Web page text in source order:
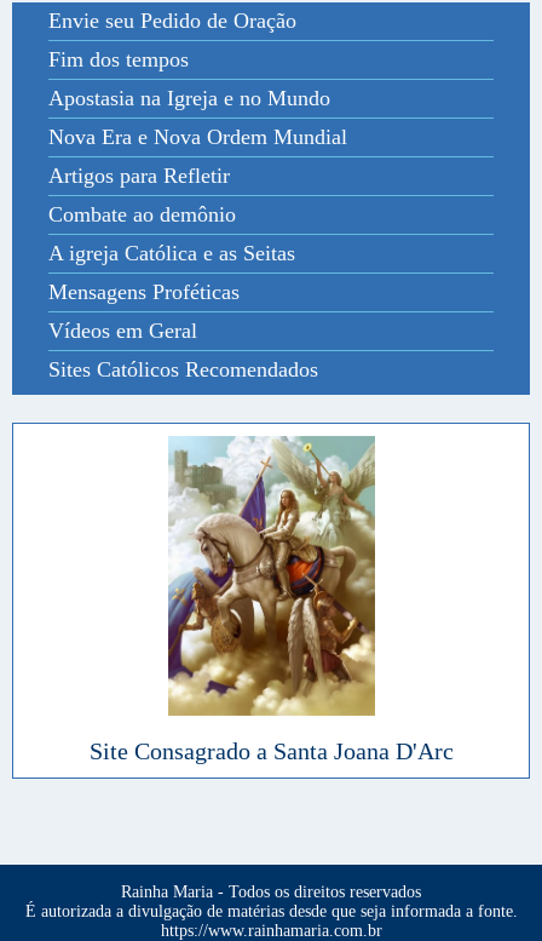
Envie seu Pedido de Oração
Fim dos tempos
Apostasia na Igreja e no Mundo
Nova Era e Nova Ordem Mundial
Artigos para Refletir
Combate ao demônio
A igreja Católica e as Seitas
Mensagens Proféticas
Vídeos em Geral
Sites Católicos Recomendados
Site Consagrado a Santa Joana D'Arc
Rainha Maria - Todos os direitos reservados
É autorizada a divulgação de matérias desde que seja informada a fonte.
https://www.rainhamaria.com.br